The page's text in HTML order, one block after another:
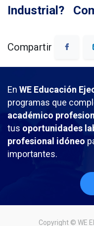
Industrial?
Compartir
En WE Educación
programas que
académico
tus oportunidades
profesional idóneo
importantes.
Copyright © WE